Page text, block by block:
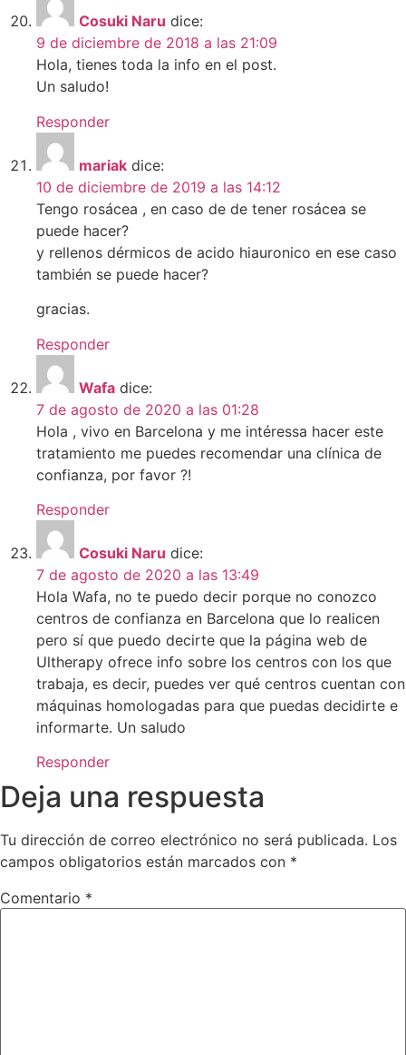
Cosuki Naru dice:
9 de diciembre de 2018 a las 21:09
Hola, tienes toda la info en el post.
Un saludo!
Responder
mariak dice:
10 de diciembre de 2019 a las 14:12
Tengo rosácea , en caso de de tener rosácea se
puede hacer?
y rellenos dérmicos de acido hiauronico en ese caso
también se puede hacer?
gracias.
Responder
Wafa dice:
7 de agosto de 2020 a las 01:28
Hola , vivo en Barcelona y me intéressa hacer este
tratamiento me puedes recomendar una clínica de
confianza, por favor ?!
Responder
Cosuki Naru dice:
7 de agosto de 2020 a las 13:49
Hola Wafa, no te puedo decir porque no conozco
centros de confianza en Barcelona que lo realicen
pero sí que puedo decirte que la página web de
Ultherapy ofrece info sobre los centros con los que
trabaja, es decir, puedes ver qué centros cuentan con
máquinas homologadas para que puedas decidirte e
informarte. Un saludo
Responder
Deja una respuesta
Tu dirección de correo electrónico no será publicada. Los
campos obligatorios están marcados con *
Comentario *